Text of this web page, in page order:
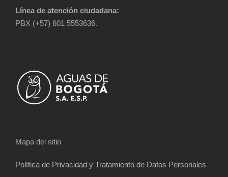
Línea de atención ciudadana:
PBX (+57) 601 5553636.
Mapa del sitio
Política de Privacidad y Tratamiento de Datos Personales